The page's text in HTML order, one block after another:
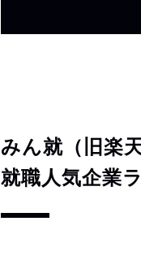
みん就（旧楽
就職人気企業